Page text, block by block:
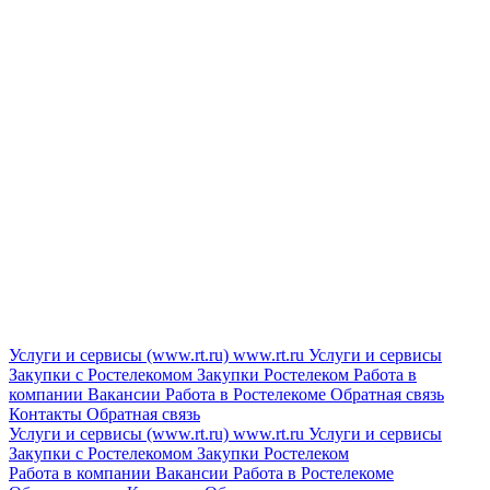
Услуги и сервисы (www.rt.ru) www.rt.ru Услуги и сервисы
Закупки с Ростелекомом Закупки Ростелеком Работа в
компании Вакансии Работа в Ростелекоме Обратная связь
Контакты Обратная связь
Услуги и сервисы (www.rt.ru) www.rt.ru Услуги и сервисы
Закупки с Ростелекомом Закупки Ростелеком
Работа в компании Вакансии Работа в Ростелекоме